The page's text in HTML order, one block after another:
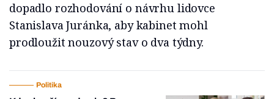
dopadlo rozhodování o návrhu lidovce
Stanislava Juránka, aby kabinet mohl
prodloužit nouzový stav o dva týdny.
Politika